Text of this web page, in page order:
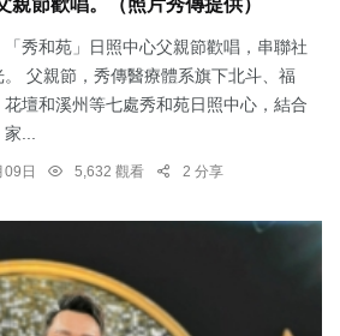
親節歡唱。（照片秀傳提供）
「秀和苑」日照中心父親節歡唱，串聯社
父親節，秀傳醫療體系旗下北斗、福
壇和溪州等七處秀和苑日照中心，結合
家...
日 5,632 觀看 2 分享